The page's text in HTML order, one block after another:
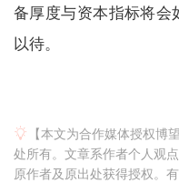
备厚度与资本指标将会
以待。
【本文为合作媒体授权博
处所有。文章系作者个人观
原作者及原出处获得授权。